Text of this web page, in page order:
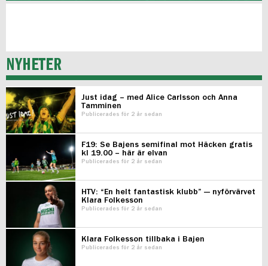
NYHETER
Just idag – med Alice Carlsson och Anna
Tamminen
Publicerades för 2 år sedan
F19: Se Bajens semifinal mot Häcken gratis
kl 19.00 – här är elvan
Publicerades för 2 år sedan
HTV: “En helt fantastisk klubb” — nyförvärvet
Klara Folkesson
Publicerades för 2 år sedan
Klara Folkesson tillbaka i Bajen
Publicerades för 2 år sedan